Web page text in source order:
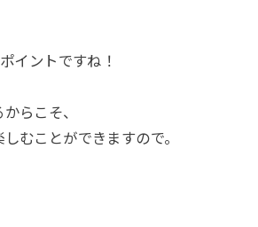
イントですね！
らこそ、
むことができますので。